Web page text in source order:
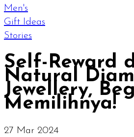
Men's
Gift Ideas
Stories
Self-Reward
Natural
Jewellery,
Memilihnya!
27 Mar 2024